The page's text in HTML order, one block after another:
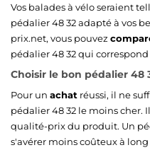
Vos balades à vélo seraient
pédalier 48 32 adapté à vos
prix.net, vous pouvez
pédalier 48 32 qui
Choisir le bon pédalier 48
Pour un achat réussi, il ne
pédalier 48 32 le moins cher.
qualité-prix du produit. Un
s'avérer moins coûteux à